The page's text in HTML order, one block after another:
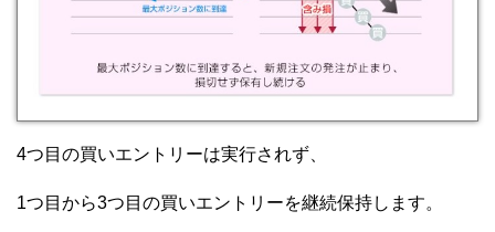
4つ目の買いエントリーは実行されず、
1つ目から3つ目の買いエントリーを継続保持します。